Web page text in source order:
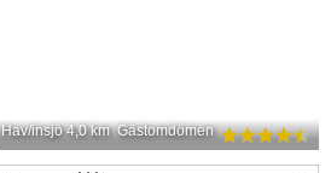
Hav/insjö 4,0 km Gästomdömen